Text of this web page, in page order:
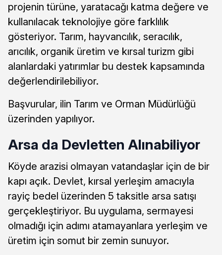
projenin türüne, yaratacağı katma değere ve
kullanılacak teknolojiye göre farklılık
gösteriyor. Tarım, hayvancılık, seracılık,
arıcılık, organik üretim ve kırsal turizm gibi
alanlardaki yatırımlar bu destek kapsamında
değerlendirilebiliyor.
Başvurular, ilin Tarım ve Orman Müdürlüğü
üzerinden yapılıyor.
Arsa da Devletten Alınabiliyor
Köyde arazisi olmayan vatandaşlar için de bir
kapı açık. Devlet, kırsal yerleşim amacıyla
rayiç bedel üzerinden 5 taksitle arsa satışı
gerçekleştiriyor. Bu uygulama, sermayesi
olmadığı için adımı atamayanlara yerleşim ve
üretim için somut bir zemin sunuyor.